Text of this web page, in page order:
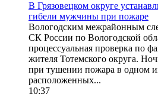
В Грязовецком округе
гибели мужчины при пожаре
Вологодским межрайонным
СК России по Вологодской
процессуальная проверка по
жителя Тотемского округа.
при тушении пожара в одном
расположенных...
10:37